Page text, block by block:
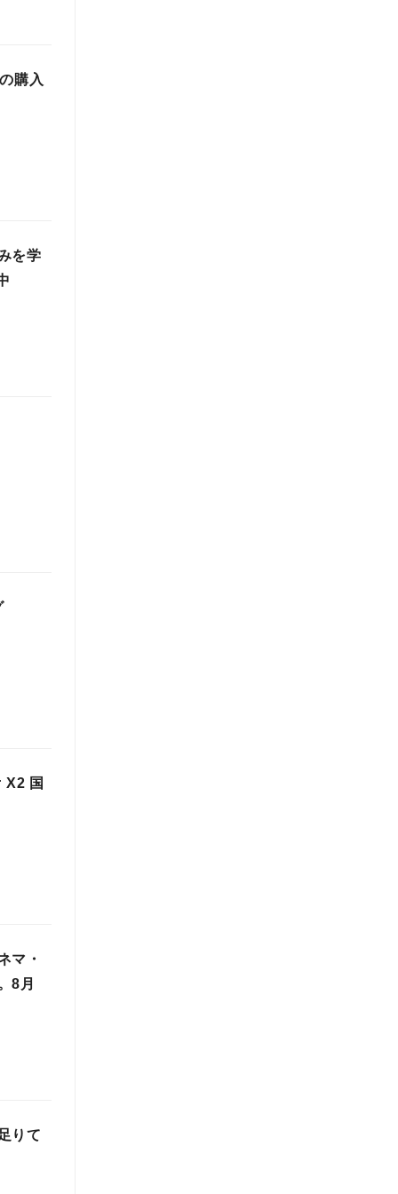
購入
を学
国
マ・
8月
りて